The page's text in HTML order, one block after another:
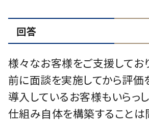
回答
様々なお客様をご支援してお
前に面談を実施してから評価
導入しているお客様もいらっ
仕組み自体を構築することは